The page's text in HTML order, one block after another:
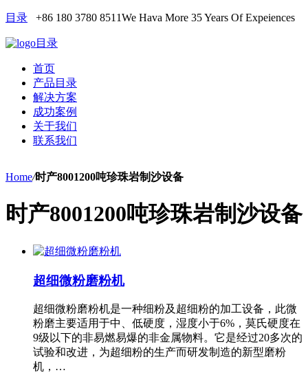
目录 +86 180 3780 8511We Hava More 35 Years Of Expeiences
目录
首页
产品目录
解决方案
成功案例
关于我们
联系我们
Home/时产8001200吨珍珠岩制沙设备
时产8001200吨珍珠岩制沙设备
超细微粉磨粉机
超细微粉磨粉机是一种细粉及超细粉的加工设备，此微
粉磨主要适用于中、低硬度，湿度小于6%，莫氏硬度在
9级以下的非易燃易爆的非金属物料。它是经过20多次的
试验和改进，为超细粉的生产而研发制造的新型磨粉
机，…